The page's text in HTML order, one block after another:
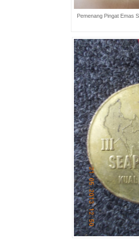
Pemenang Pingat Emas